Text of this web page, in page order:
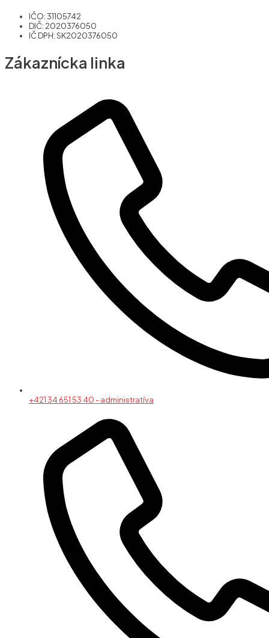
IČO: 31105742
DIČ: 2020376050
IČ DPH: SK2020376050
Zákaznícka linka
+421 34 651 53 40 - administratíva